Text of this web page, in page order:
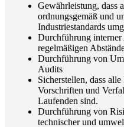
Gewährleistung, dass
ordnungsgemäß und
Industriestandards
Durchführung
regelmäßigen
Durchführung von
Audits
Sicherstellen, dass
Vorschriften und
Laufenden sind.
Durchführung von
technischer und